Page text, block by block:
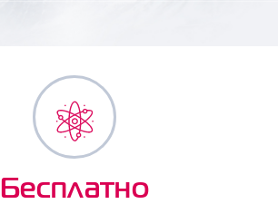
Бесплатно